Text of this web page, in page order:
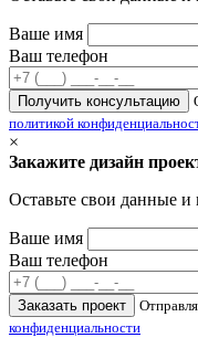
Ваше имя
Ваш телефон
политикой
×
Закажите дизайн
Оставьте свои данные
Ваше имя
Ваш телефон
конфиденциальности